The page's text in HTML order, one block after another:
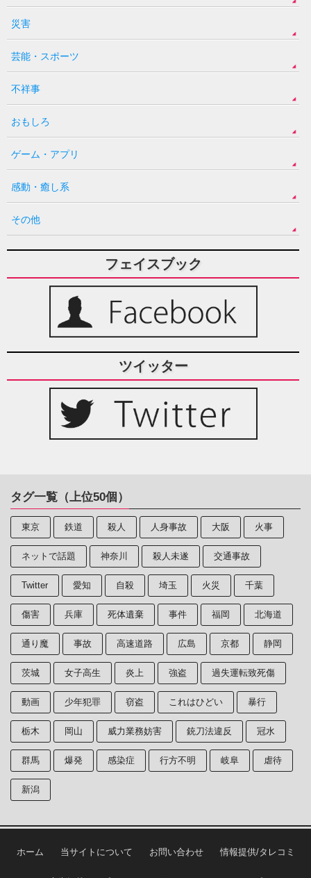
災害
芸能・スポーツ
不祥事
おもしろ
ゲーム・アプリ
感動・癒し系
その他
フェイスブック
ツイッター
タグ一覧（上位50個）
東京 鉄道 殺人 人身事故 大阪 火事
ネットで話題 神奈川 殺人未遂 交通事故
Twitter 愛知 自殺 埼玉 火災 千葉
傷害 兵庫 死体遺棄 事件 福岡 北海道
通り魔 事故 高速道路 広島 京都 静岡
茨城 女子高生 炎上 強盗 過失運転致死傷
動画 少年犯罪 窃盗 これはひどい 暴行
栃木 岡山 威力業務妨害 銃刀法違反 冠水
群馬 爆発 感染症 行方不明 岐阜 虐待
新潟
ホーム 当サイトについて お問い合わせ 情報提供/タレコミ